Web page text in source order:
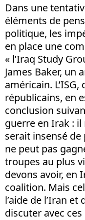
Dans une
éléments de
politique, les
en place une
« l’Iraq Study
James Baker, un
américain.
républicains, en
conclusion
guerre en Irak :
serait insensé de
ne peut pas
troupes au plus
devons avoir, en
coalition. Mais
l’aide de l’Iran
discuter avec